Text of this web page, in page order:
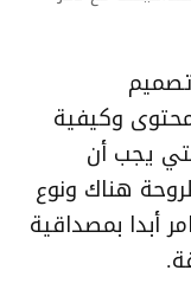
وكيفية
يجب أن
هناك ونوع
أبدا بمصداقية